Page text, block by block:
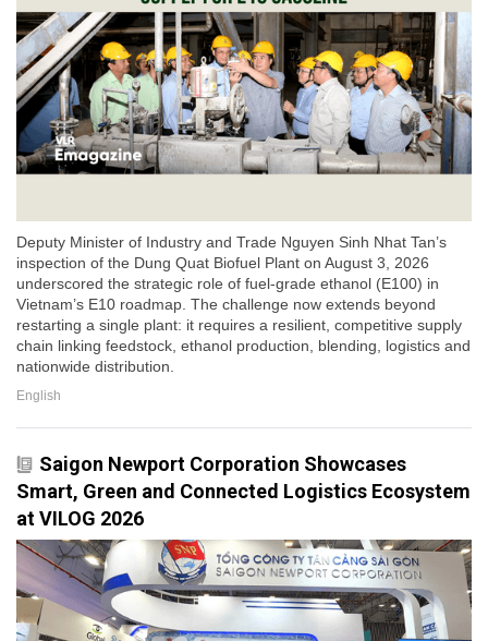
Deputy Minister of Industry and Trade Nguyen Sinh Nhat Tan’s
inspection of the Dung Quat Biofuel Plant on August 3, 2026
underscored the strategic role of fuel-grade ethanol (E100) in
Vietnam’s E10 roadmap. The challenge now extends beyond
restarting a single plant: it requires a resilient, competitive supply
chain linking feedstock, ethanol production, blending, logistics and
nationwide distribution.
English
Saigon Newport Corporation Showcases
Smart, Green and Connected Logistics Ecosystem
at VILOG 2026